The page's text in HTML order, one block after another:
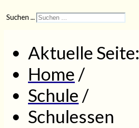
Suchen ...
Aktuelle Seite:
Home /
Schule /
Schulessen